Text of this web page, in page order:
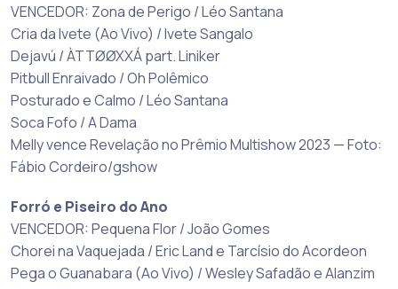
VENCEDOR: Zona de Perigo / Léo Santana
Cria da Ivete (Ao Vivo) / Ivete Sangalo
Dejavú / ÀTTØØXXÁ part. Liniker
Pitbull Enraivado / Oh Polêmico
Posturado e Calmo / Léo Santana
Soca Fofo / A Dama
Melly vence Revelação no Prêmio Multishow 2023 — Foto:
Fábio Cordeiro/gshow
Forró e Piseiro do Ano
VENCEDOR: Pequena Flor / João Gomes
Chorei na Vaquejada / Eric Land e Tarcísio do Acordeon
Pega o Guanabara (Ao Vivo) / Wesley Safadão e Alanzim